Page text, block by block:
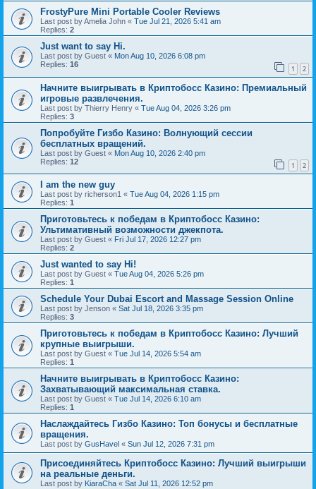
FrostyPure Mini Portable Cooler Reviews
Last post byAmelia John « Tue Jul 21, 2026 5:41 am
Replies: 2
Just want to say Hi.
Last post by Guest « Mon Aug 10, 2026 6:08 pm
Replies: 16 1 2
Начните выигрывать в Криптобосс Казино: Премиальный
игровые развлечения.
Last post by Thierry Henry « Tue Aug 04, 2026 3:26 pm
Replies: 3
Попробуйте Гизбо Казино: Волнующий сессии
бесплатных вращений.
Last post by Guest « Mon Aug 10, 2026 2:40 pm
Replies: 12 1 2
I am the new guy
Last post by richerson1 « Tue Aug 04, 2026 1:15 pm
Replies: 1
Приготовьтесь к победам в Криптобосс Казино:
Ультимативный возможности джекпота.
Last post by Guest « Fri Jul 17, 2026 12:27 pm
Replies: 2
Just wanted to say Hi!
Last post by Guest « Tue Aug 04, 2026 5:26 pm
Replies: 1
Schedule Your Dubai Escort and Massage Session Online
Last post by Jenson « Sat Jul 18, 2026 3:35 pm
Replies: 3
Приготовьтесь к победам в Криптобосс Казино: Лучший
крупные выигрыши.
Last post by Guest « Tue Jul 14, 2026 5:54 am
Replies: 1
Начните выигрывать в Криптобосс Казино:
Захватывающий максимальная ставка.
Last post by Guest « Tue Jul 14, 2026 6:10 am
Replies: 1
Наслаждайтесь Гизбо Казино: Топ бонусы и бесплатные
вращения.
Last post by GusHavel « Sun Jul 12, 2026 7:31 pm
Присоединяйтесь Криптобосс Казино: Лучший выигрыши
на реальные деньги.
Last post by KiaraCha « Sat Jul 11, 2026 12:52 pm